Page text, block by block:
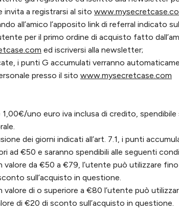
a registrarsi al sito
all’amico l’apposito link di referral indicato
per il primo ordine di acquisto fatto
ed iscriversi alla newsletter;
i punti G accumulati verranno
presso il sito www.mysecretcase.com
uno euro iva inclusa di credito, spendibile
dei giorni indicati all’art. 7.1, i punti
ad €50 e saranno spendibili alle seguenti
da €50 a €79, l’utente può utilizzare fino
sull’acquisto in questione.
di o superiore a €80 l’utente può
di €20 di sconto sull’acquisto in questione.